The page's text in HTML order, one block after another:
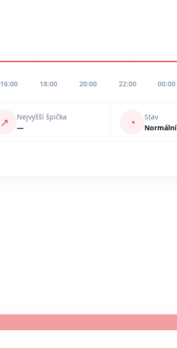
16:00 18:00 20:00 22:00 00:00
↗
Nejvyšší špička
—
◔
Stav
Normální